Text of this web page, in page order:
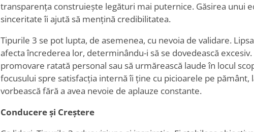
transparența construiește legături mai puternice. Găsirea unui
sinceritate îi ajută să mențină credibilitatea.
Tipurile 3 se pot lupta, de asemenea, cu nevoia de validare.
afecta încrederea lor, determinându-i să se dovedească excesiv.
promovare ratată personal sau să urmărească laude în locul
focusului spre satisfacția internă îi ține cu picioarele pe pământ,
vorbească fără a avea nevoie de aplauze constante.
Conducere și Creștere